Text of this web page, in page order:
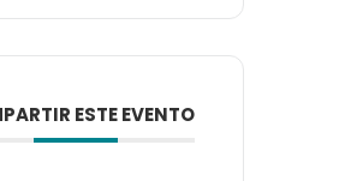
ESTE EVENTO